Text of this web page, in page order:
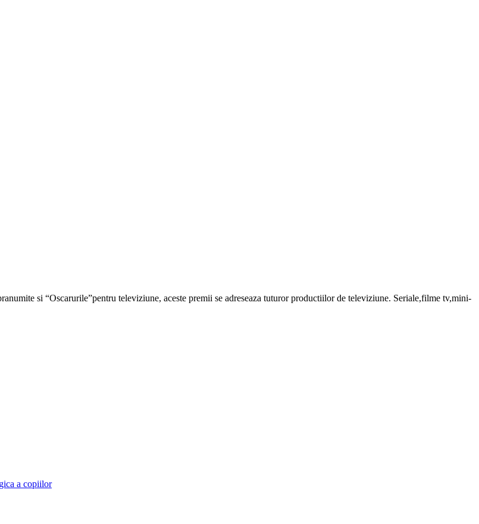
si “Oscarurile”pentru televiziune, aceste premii se adreseaza tuturor productiilor de televiziune. Seriale,filme tv,mini-
a copiilor